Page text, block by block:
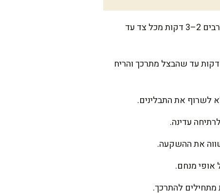
מחממים סיר כבד על להבה בינונית-גבוהה, מוסיפים שמן ומניחים את חתיכות הבשר והעצם. צורבים 2–3 דקות מכל צד עד
מוסיפים בצל וכרישה ומערבבים, גוררים את המשקעים הטעימים מקרקעית הסיר. מבשלים 5 דקות עד שהבצל מתרכך והריח
עדינה.